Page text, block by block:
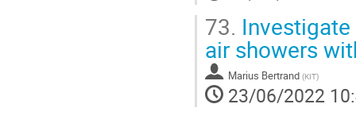
73.
air showers
Marius Bertrand (KIT)
23/06/2022